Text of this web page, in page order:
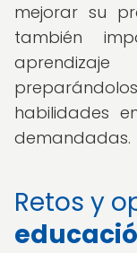
mejorar su
también
habilidades
demandadas.
Retos y